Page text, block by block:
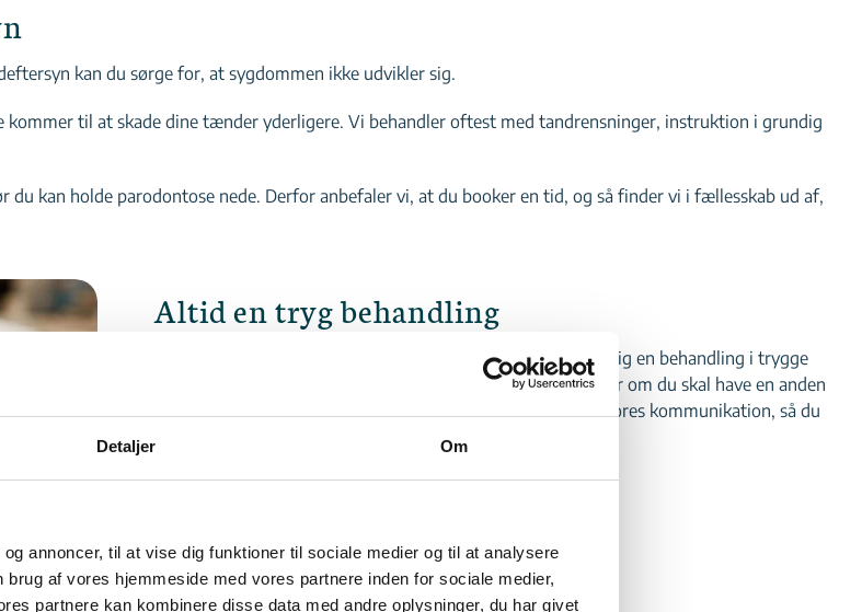
Detaljer Om
annoncer, til at vise dig funktioner til sociale medier og til at analysere
af vores hjemmeside med vores partnere inden for sociale medier,
partnere kan kombinere disse data med andre oplysninger, du har givet
kan du sørge for, at sygdommen ikke udvikler sig.
til at skade dine tænder yderligere. Vi behandler oftest med tandrensninger, instruktion i grundig
kan holde parodontose nede. Derfor anbefaler vi, at du booker en tid, og så finder vi i fællesskab ud af,
Altid en tryg behandling
Vi har altid dig i centrum, og det er vigtigt for os at tilbyde dig en behandling i trygge
rammer. Uanset, om du skal behandles for parodontose, eller om du skal have en anden
behandling. Vi guider dig hele vejen og er gennemsigtige i vores kommunikation, så du